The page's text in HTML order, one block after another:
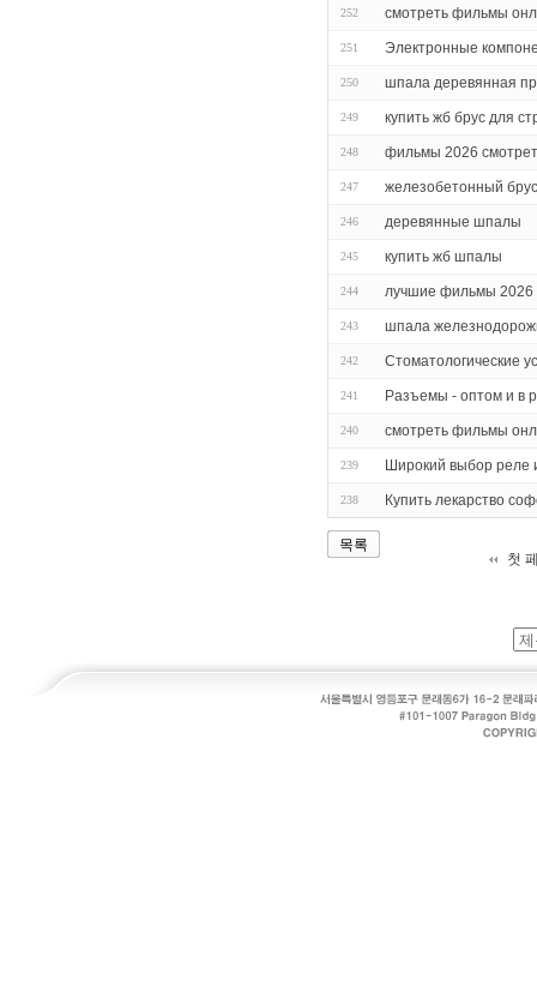
252 смотреть фильмы
251 Электронные
250 шпала деревянная
249 купить жб брус для
248 фильмы 2026
247 железобетонный
246 деревянные шпалы
245 купить жб шпалы
244 лучшие фильмы 2026
243 шпала
242 Стоматологические
241 Разъемы - оптом и в
240 смотреть фильмы
239 Широкий выбор реле
238 Купить лекарство
목록
첫